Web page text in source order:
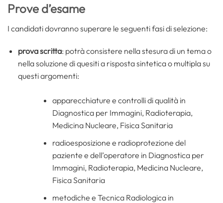
Prove d’esame
I candidati dovranno superare le seguenti fasi di selezione:
prova scritta: potrà consistere nella stesura di un tema o
nella soluzione di quesiti a risposta sintetica o multipla su
questi argomenti:
apparecchiature e controlli di qualità in
Diagnostica per Immagini, Radioterapia,
Medicina Nucleare, Fisica Sanitaria
radioesposizione e radioprotezione del
paziente e dell’operatore in Diagnostica per
Immagini, Radioterapia, Medicina Nucleare,
Fisica Sanitaria
metodiche e Tecnica Radiologica in